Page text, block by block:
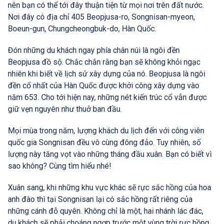
nên bạn có thể tới đây thuận tiện từ mọi nơi trên đất nước.
Nơi đây có địa chỉ 405 Beopjusa-ro, Songnisan-myeon,
Boeun-gun, Chungcheongbuk-do, Hàn Quốc.
Đón những du khách ngay phía chân núi là ngôi đền
Beopjusa đồ sộ. Chắc chắn rằng bạn sẽ không khỏi ngạc
nhiên khi biết về lịch sử xây dựng của nó. Beopjusa là ngôi
đền cổ nhất của Hàn Quốc được khởi công xây dựng vào
năm 653. Cho tới hiện nay, những nét kiến trúc cổ vẫn được
giữ vẹn nguyên như thuở ban đầu.
Mọi mùa trong năm, lượng khách du lịch đến với công viên
quốc gia Songnisan đều vô cùng đông đảo. Tuy nhiên, số
lượng này tăng vọt vào những tháng đầu xuân. Bạn có biết vì
sao không? Cùng tìm hiểu nhé!
Xuân sang, khi những khu vực khác sẽ rực sắc hồng của hoa
anh đào thì tại Songnisan lại có sắc hồng rất riêng của
những cánh đỗ quyên. Không chỉ là một, hai nhánh lác đác,